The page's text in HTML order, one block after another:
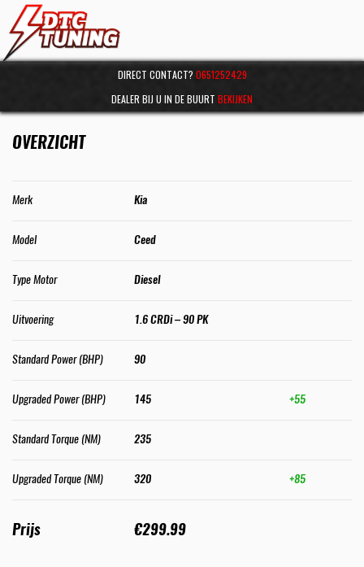
DIRECT CONTACT? 0651252429
DEALER BIJ U IN DE BUURT BEKIJKEN
OVERZICHT
Merk Kia
Model Ceed
Type Motor Diesel
Uitvoering 1.6 CRDi – 90 PK
Standard Power (BHP) 90
Upgraded Power (BHP) 145 +55
Standard Torque (NM) 235
Upgraded Torque (NM) 320 +85
Prijs €299.99